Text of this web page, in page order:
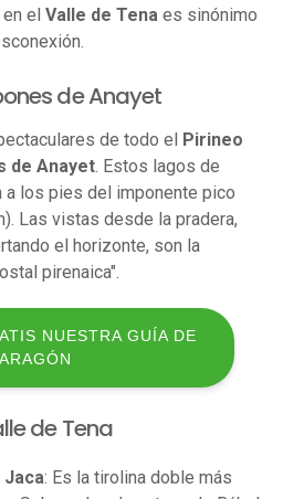
el Valle de Tena es sinónimo
de Anayet
de todo el Pirineo
de Anayet . Estos lagos de
a los pies del imponente pico
Las vistas desde la pradera,
el horizonte, son la
pirenaica".
NUESTRA GUÍA DE
ARAGÓN
de Tena
: Es la tirolina doble más